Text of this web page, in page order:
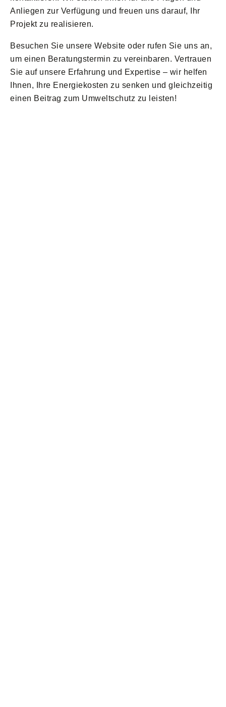
Anliegen zur Verfügung und freuen uns darauf, Ihr
Projekt zu realisieren.
Besuchen Sie unsere Website oder rufen Sie uns an,
um einen Beratungstermin zu vereinbaren. Vertrauen
Sie auf unsere Erfahrung und Expertise – wir helfen
Ihnen, Ihre Energiekosten zu senken und gleichzeitig
einen Beitrag zum Umweltschutz zu leisten!